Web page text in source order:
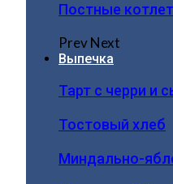
Постные
PrevNext
Выпечка
Тарт с черри и
Тостовый хлеб
Миндально-